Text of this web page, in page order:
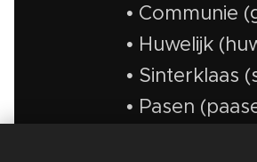
• Communie
• Huwelijk
• Sinterklaas
• Pasen